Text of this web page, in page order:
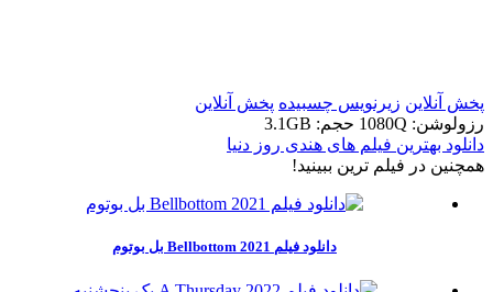
پخش آنلاین زیرنویس چسبیده پخش آنلاین
رزولوشن: 1080Q
حجم: 3.1GB
دانلود بهترین فیلم های هندی روز دنیا
همچنين در فيلم ترين ببينيد!
دانلود فیلم Bellbottom 2021 بل بوتوم